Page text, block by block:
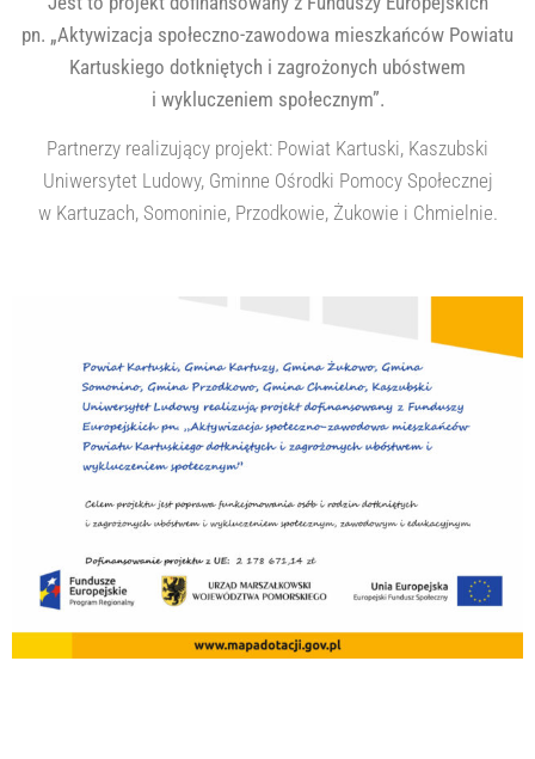
pn. „Aktywizacja społeczno-zawodowa mieszkańców Powiatu
Kartuskiego dotkniętych i zagrożonych ubóstwem
i wykluczeniem społecznym”.
Partnerzy realizujący projekt: Powiat Kartuski, Kaszubski
Uniwersytet Ludowy, Gminne Ośrodki Pomocy Społecznej
w Kartuzach, Somoninie, Przodkowie, Żukowie i Chmielnie.